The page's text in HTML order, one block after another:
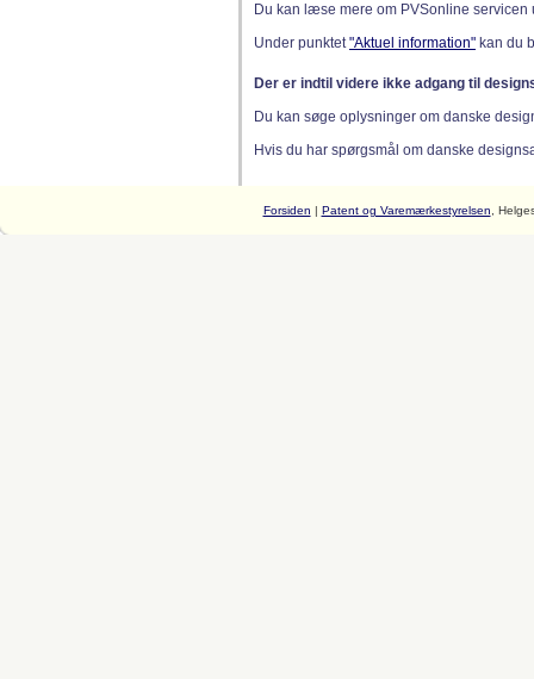
Du kan læse mere om PVSonline
Under punktet"Aktuel information" kan du
Der er indtil videre ikke adgang til
Du kan søge oplysninger om danske
Hvis du har spørgsmål om danske
Forsiden | Patent og Varemærkestyrelsen ,